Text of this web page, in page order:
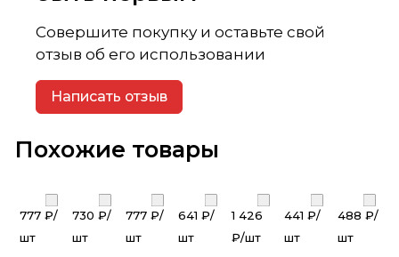
Совершите покупку и оставьте свой
отзыв об его использовании
Написать отзыв
Похожие товары
777 ₽/
шт
730 ₽/
шт
777 ₽/
шт
641 ₽/
шт
1 426
₽/шт
441 ₽/
шт
488 ₽/
шт